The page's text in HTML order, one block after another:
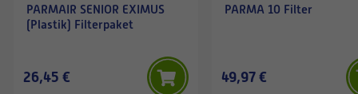
PARMAIR SENIOR EXIMUS
(Plastik) Filterpaket
26,45 €
PARMA 10 Filter
49,97 €